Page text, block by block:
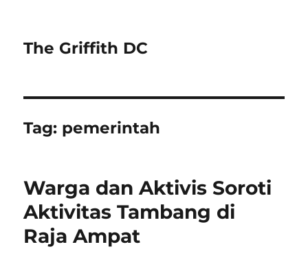
The Griffith DC
Tag: pemerintah
Warga dan Aktivis Soroti
Aktivitas Tambang di
Raja Ampat